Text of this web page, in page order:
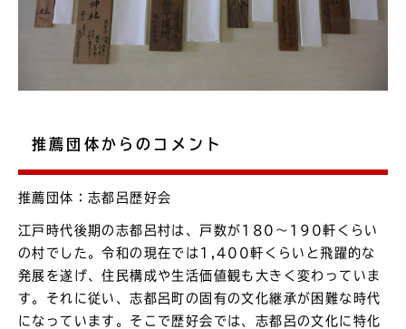
推薦団体からのコメント
推薦団体：志都呂歴好会
江戸時代後期の志都呂村は、戸数が180～190軒くらい
の村でした。令和の現在では1,400軒くらいと飛躍的な
発展を遂げ、住民構成や生活価値観も大きく変わっていま
す。それに従い、志都呂町の固有の文化継承が困難な時代
になっています。そこで歴好会では、志都呂の文化に特化